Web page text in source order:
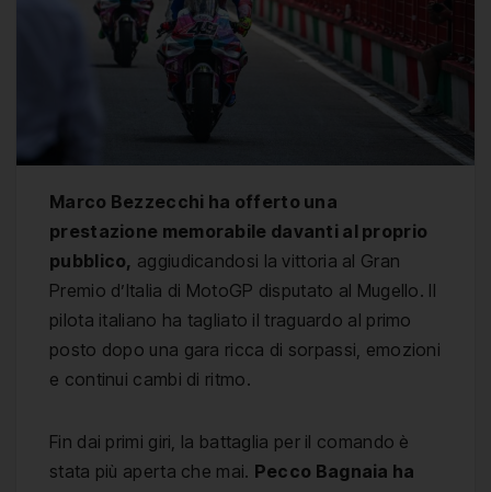
Marco Bezzecchi ha offerto una
prestazione memorabile davanti al proprio
pubblico, aggiudicandosi la vittoria al Gran
Premio d’Italia di MotoGP disputato al Mugello. Il
pilota italiano ha tagliato il traguardo al primo
posto dopo una gara ricca di sorpassi, emozioni
e continui cambi di ritmo.
Fin dai primi giri, la battaglia per il comando è
stata più aperta che mai. Pecco Bagnaia ha